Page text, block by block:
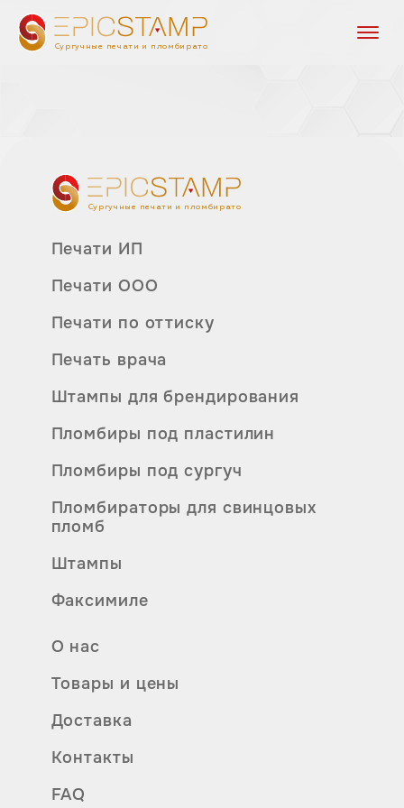
Сургучные печати и пломбираторы
Сургучные печати и пломбираторы
Печати ИП
Печати ООО
Печати по оттиску
Печать врача
Пломбираторы для свинцовых
пломб
Пломбиры под пластилин
Пломбиры под сургуч
Факсимиле
Штампы
Штампы для брендирования
О нас
Товары и цены
Доставка
Контакты
FAQ